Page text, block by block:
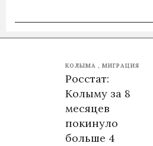
КОЛЫМА МИГРАЦИЯ
Росстат:
Колыму за 8
месяцев
покинуло
больше 4